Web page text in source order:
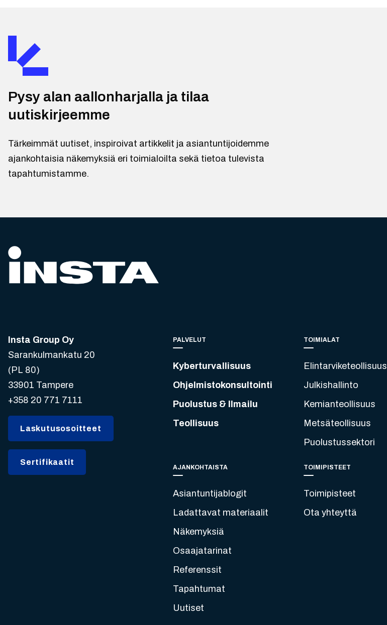
Pysy alan aallonharjalla ja tilaa
uutiskirjeemme
Tärkeimmät uutiset, inspiroivat artikkelit ja asiantuntijoidemme
ajankohtaisia näkemyksiä eri toimialoilta sekä tietoa tulevista
tapahtumistamme.
Insta Group Oy
Sarankulmankatu 20
(PL 80)
33901 Tampere
+358 20 771 7111
Laskutusosoitteet
Sertifikaatit
PALVELUT
Kyberturvallisuus
Ohjelmistokonsultointi
Puolustus & Ilmailu
Teollisuus
TOIMIALAT
Elintarviketeollisuus
Julkishallinto
Kemianteollisuus
Metsäteollisuus
Puolustussektori
AJANKOHTAISTA
Asiantuntijablogit
Ladattavat materiaalit
Näkemyksiä
Osaajatarinat
Referenssit
Tapahtumat
Uutiset
TOIMIPISTEET
Toimipisteet
Ota yhteyttä